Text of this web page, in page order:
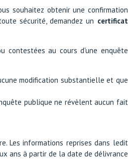
souhaitez obtenir une confirmation
sécurité, demandez un certificat
contestées au cours d'une enquête
modification substantielle et que
publique ne révèlent aucun fait
Les informations reprises dans ledit
ans à partir de la date de délivrance